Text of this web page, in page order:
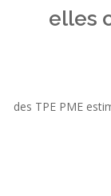
elles
des TPE PME